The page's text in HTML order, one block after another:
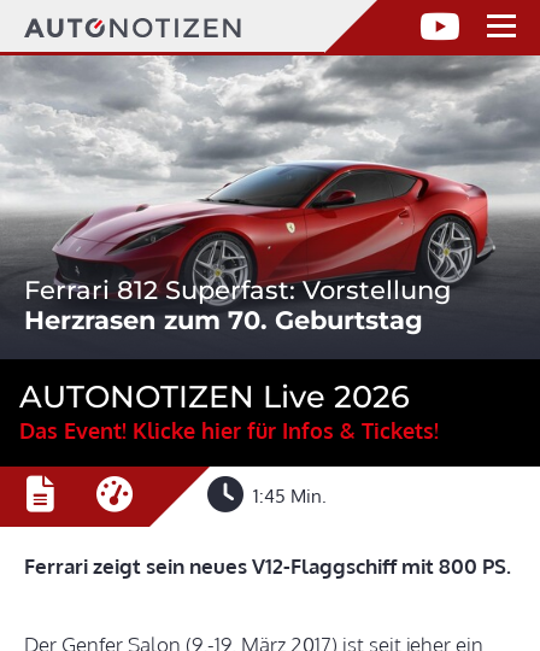
Ferrari 812 Superfast: Vorstellung
Herzrasen zum 70. Geburtstag
AUTONOTIZEN Live 2026
Das Event! Klicke hier für Infos & Tickets!
1:45 Min.
Ferrari zeigt sein neues V12-Flaggschiff mit 800 PS.
Der Genfer Salon (9.-19. März 2017) ist seit jeher ein